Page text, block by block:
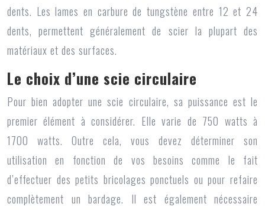
dents. Les lames en carbure de tungstène entre 12 et 24
dents, permettent généralement de scier la plupart des
matériaux et des surfaces.
Le choix d’une scie circulaire
Pour bien adopter unescie circulaire, sa puissance est le
premier élément à considérer. Elle varie de 750 watts à
1700 watts. Outre cela, vous devez déterminer son
utilisation en fonction de vos besoins comme le fait
d’effectuer des petits bricolages ponctuels ou pour refaire
complètement un bardage. Il est également nécessaire